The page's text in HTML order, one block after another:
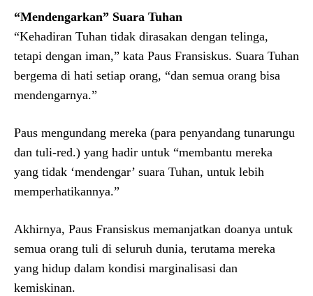
“Mendengarkan” Suara Tuhan
“Kehadiran Tuhan tidak dirasakan dengan telinga,
tetapi dengan iman,” kata Paus Fransiskus. Suara Tuhan
bergema di hati setiap orang, “dan semua orang bisa
mendengarnya.”
Paus mengundang mereka (para penyandang tunarungu
dan tuli-red.) yang hadir untuk “membantu mereka
yang tidak ‘mendengar’ suara Tuhan, untuk lebih
memperhatikannya.”
Akhirnya, Paus Fransiskus memanjatkan doanya untuk
semua orang tuli di seluruh dunia, terutama mereka
yang hidup dalam kondisi marginalisasi dan
kemiskinan.